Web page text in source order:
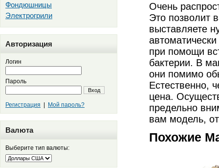
Фондюшницы
Электрогрили
Авторизация
Логин
Пароль
Вход
Регистрация Мой пароль?
Валюта
Выберите тип валюты:
Очень
Это позволит
выставляете
при помощи
бактерии. В
они помимо
Естественно,
цена.
предельно
вам модель,
Похожие